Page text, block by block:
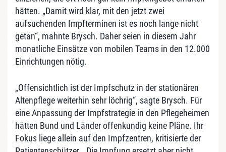
hätten. „Damit wird klar, mit den jetzt zwei
aufsuchenden Impfterminen ist es noch lange nicht
getan“, mahnte Brysch. Daher seien in diesem Jahr
monatliche Einsätze von mobilen Teams in den 12.000
Einrichtungen nötig.
„Offensichtlich ist der Impfschutz in der stationären
Altenpflege weiterhin sehr löchrig“, sagte Brysch. Für
eine Anpassung der Impfstrategie in den Pflegeheimen
hätten Bund und Länder offenkundig keine Pläne. Ihr
Fokus liege allein auf den Impfzentren, kritisierte der